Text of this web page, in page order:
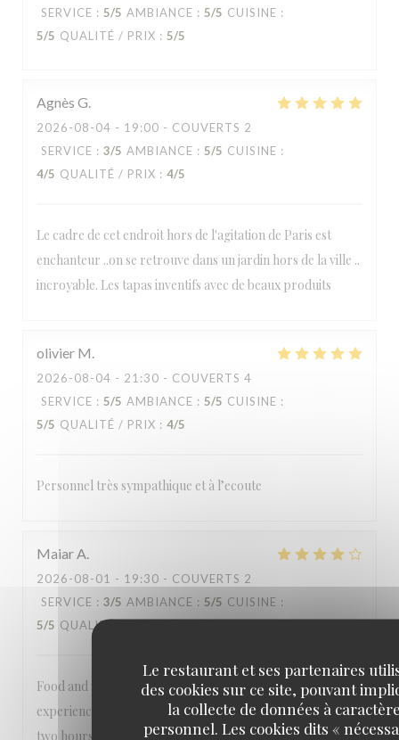
Le restaurant et ses partenaires
des cookies sur ce site, pouvant
la collecte de données à
personnel. Les cookies dits «
SERVICE : 5/5 AMBIANCE : 5/5 CUISINE :
5/5 QUALITÉ / PRIX : 5/5
Agnès G
2026-08-04 - 19:00 - COUVERTS 2
SERVICE : 3/5 AMBIANCE : 5/5 CUISINE :
4/5 QUALITÉ / PRIX : 4/5
Le cadre de cet endroit hors de l'agitation de Paris est
enchanteur ..on se retrouve dans un jardin hors de la ville ..
incroyable. Les tapas inventifs avec de beaux produits
olivier M
2026-08-04 - 21:30 - COUVERTS 4
SERVICE : 5/5 AMBIANCE : 5/5 CUISINE :
5/5 QUALITÉ / PRIX : 4/5
Personnel très sympathique et à l’ecoute
MaiarA
2026-08-01 - 19:30 - COUVERTS 2
SERVICE : 3/5 AMBIANCE : 5/5 CUISINE :
5/5 QUALITÉ / PRIX
Food and waiters were great. It takes away from the
experience to tell the guests they only have the table for
two hours. And when we wanted to order desert, nobody